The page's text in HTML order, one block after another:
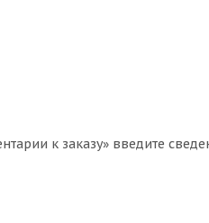
к заказу» введите